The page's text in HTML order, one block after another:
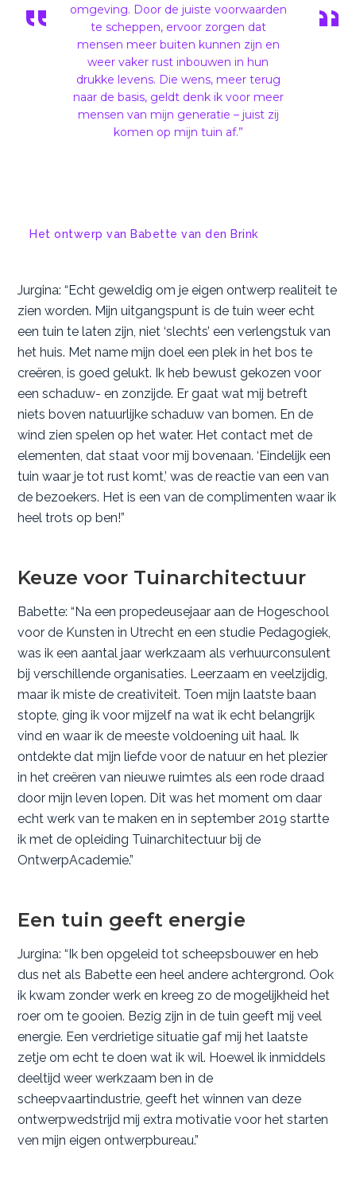
omgeving. Door de juiste voorwaarden
te scheppen, ervoor zorgen dat
mensen meer buiten kunnen zijn en
weer vaker rust inbouwen in hun
drukke levens. Die wens, meer terug
naar de basis, geldt denk ik voor meer
mensen van mijn generatie – juist zij
komen op mijn tuin af.”
Het ontwerp van Babette van den Brink
Jurgina: “Echt geweldig om je eigen ontwerp realiteit te
zien worden. Mijn uitgangspunt is de tuin weer echt
een tuin te laten zijn, niet ‘slechts’ een verlengstuk van
het huis. Met name mijn doel een plek in het bos te
creëren, is goed gelukt. Ik heb bewust gekozen voor
een schaduw- en zonzijde. Er gaat wat mij betreft
niets boven natuurlijke schaduw van bomen. En de
wind zien spelen op het water. Het contact met de
elementen, dat staat voor mij bovenaan. ‘Eindelijk een
tuin waar je tot rust komt,’ was de reactie van een van
de bezoekers. Het is een van de complimenten waar ik
heel trots op ben!”
Keuze voor Tuinarchitectuur
Babette: “Na een propedeusejaar aan de Hogeschool
voor de Kunsten in Utrecht en een studie Pedagogiek,
was ik een aantal jaar werkzaam als verhuurconsulent
bij verschillende organisaties. Leerzaam en veelzijdig,
maar ik miste de creativiteit. Toen mijn laatste baan
stopte, ging ik voor mijzelf na wat ik echt belangrijk
vind en waar ik de meeste voldoening uit haal. Ik
ontdekte dat mijn liefde voor de natuur en het plezier
in het creëren van nieuwe ruimtes als een rode draad
door mijn leven lopen. Dit was het moment om daar
echt werk van te maken en in september 2019 startte
ik met de opleiding Tuinarchitectuur bij de
OntwerpAcademie.”
Een tuin geeft energie
Jurgina: “Ik ben opgeleid tot scheepsbouwer en heb
dus net als Babette een heel andere achtergrond. Ook
ik kwam zonder werk en kreeg zo de mogelijkheid het
roer om te gooien. Bezig zijn in de tuin geeft mij veel
energie. Een verdrietige situatie gaf mij het laatste
zetje om echt te doen wat ik wil. Hoewel ik inmiddels
deeltijd weer werkzaam ben in de
scheepvaartindustrie, geeft het winnen van deze
ontwerpwedstrijd mij extra motivatie voor het starten
ven mijn eigen ontwerpbureau.”